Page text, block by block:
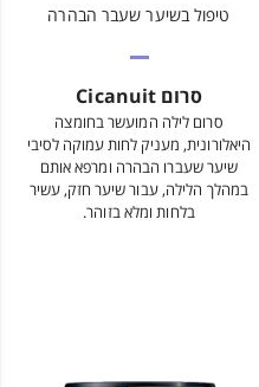
טיפול בשיער שעבר הבהרה
סרום Cicanuit
סרום לילה המועשר בחומצה
היאלורונית, מעניק לחות עמוקה לסיבי
שיער שעברו הבהרה ומרפא אותם
במהלך הלילה, עבור שיער חזק, עשיר
בלחות ומלא בזוהר.